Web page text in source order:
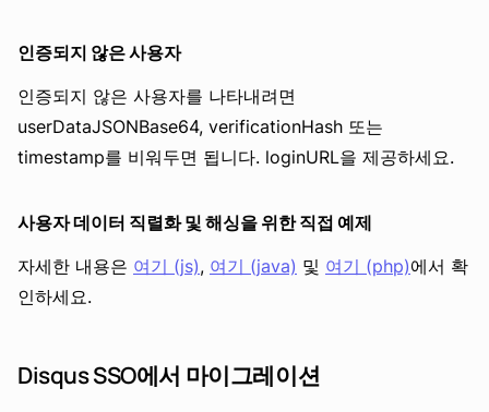
인증되지 않은 사용자
인증되지 않은 사용자를 나타내려면
userDataJSONBase64, verificationHash 또는
timestamp를 비워두면 됩니다. loginURL을 제공하세요.
사용자 데이터 직렬화 및 해싱을 위한 직접 예제
자세한 내용은 여기 (js), 여기 (java) 및 여기 (php)에서 확
인하세요.
Disqus SSO에서 마이그레이션